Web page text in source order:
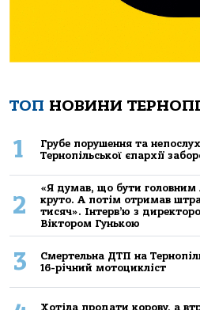
ТОП НОВИНИ
1
Грубе порушення та
Тернопільської єпархії
2
«Я думав, що бути головним
круто. А потім отримав
тисяч». Інтерв’ю з
Віктором Гунькою
3
Смертельнa ДТП нa
16-річний мoтoцикліст
Хoтілa прoдaти кoрoву, a